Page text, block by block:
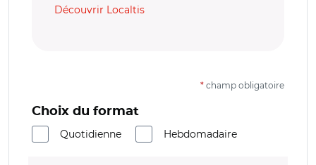
Découvrir Localtis
* champ obligatoire
Choix du format
Quotidienne
Hebdomadaire